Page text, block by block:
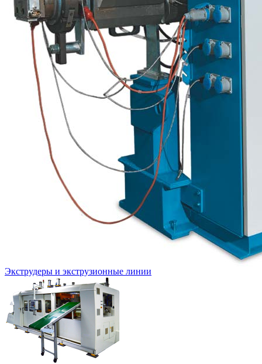
Экструдеры и экструзионные линии